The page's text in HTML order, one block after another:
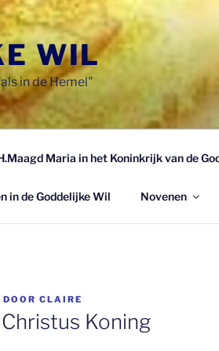
WIL
in de Hemel"
Maria in het Koninkrijk van de
in de Goddelijke Wil Novenen
DOOR CLAIRE
Koning